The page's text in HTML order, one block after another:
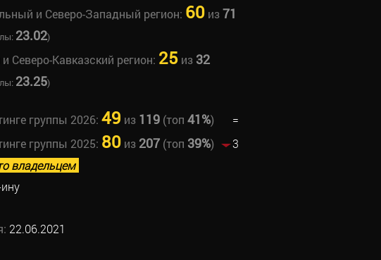
и Северо-Западный регион: 60из71
23.02)
Северо-Кавказский регион: 25из 32
23.25)
группы 2026: 49 из 119(топ 41%)
=
группы 2025: 80из 207(топ 39%)
3
владельцем
22.06.2021